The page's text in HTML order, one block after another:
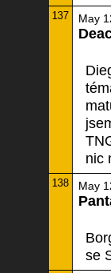
137 May
nic
138 May
se